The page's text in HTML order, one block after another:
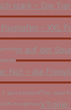
stark – Die
– XXL
auf der
Not – die
LesungenDie